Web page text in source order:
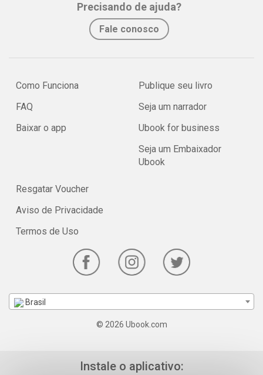
Precisando de ajuda?
Fale conosco
Como Funciona
FAQ
Baixar o app
Publique seu livro
Seja um narrador
Ubook for business
Seja um Embaixador
Ubook
Resgatar Voucher
Aviso de Privacidade
Termos de Uso
Brasil
© 2026 Ubook.com
Instale o aplicativo: